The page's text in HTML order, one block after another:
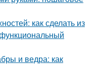
как сделать из
и ведра: как